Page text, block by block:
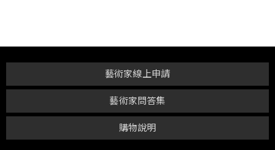
購物說明
藝術家問答集
藝術家線上申請